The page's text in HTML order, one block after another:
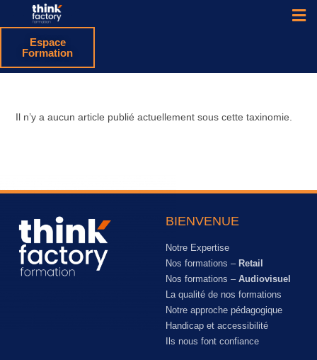
Espace
Formation
Il n’y a aucun article publié actuellement sous cette taxinomie.
BIENVENUE
Notre Expertise
Nos formations – Retail
Nos formations – Audiovisuel
La qualité de nos formations
Notre approche pédagogique
Handicap et accessibilité
Ils nous font confiance